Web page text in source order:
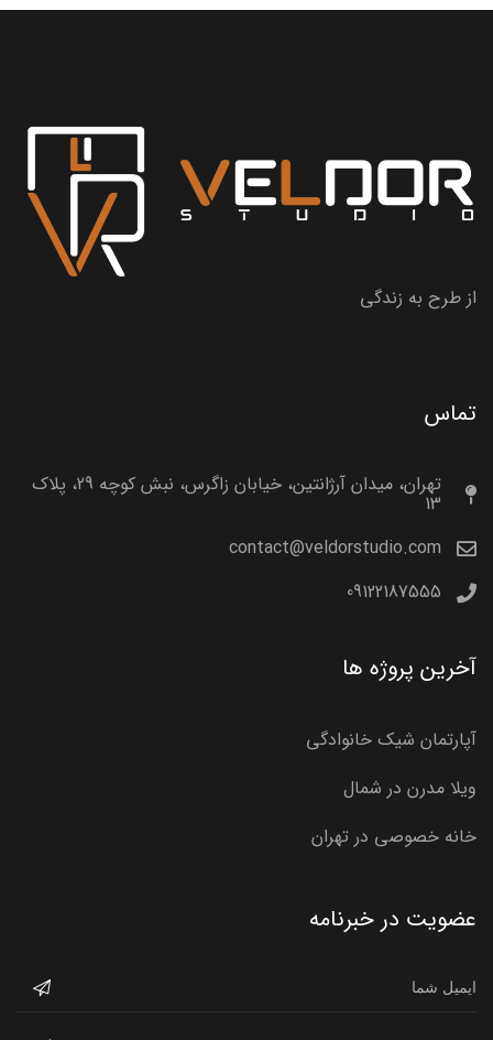
از طرح به زندگی
تماس
تهران، میدان آرژانتین، خیابان زاگرس، نبش کوچه 29، پلاک
13
contact@veldorstudio.com
09122187555
آخرین پروژه ها
آپارتمان شیک خانوادگی
ویلا مدرن در شمال
خانه خصوصی در تهران
عضویت در خبرنامه